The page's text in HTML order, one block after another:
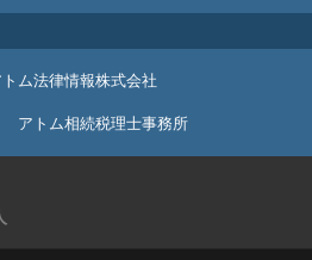
トム法律情報株式会社
アトム相続税理士事務所